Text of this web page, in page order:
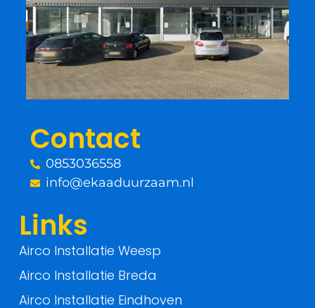
e
b
o
k
-
t
t
e
Contact
0853036558
info@ekaaduurzaam.nl
Links
Airco Installatie Weesp
Airco Installatie Breda
Airco Installatie Eindhoven